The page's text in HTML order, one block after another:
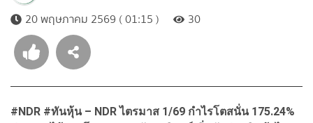
20 พฤษภาคม 2569 ( 01:15 )
30
#NDR #ทันหุ้น – NDRไตรมาส 1/69 กำไรโตสนั่น 175.24%